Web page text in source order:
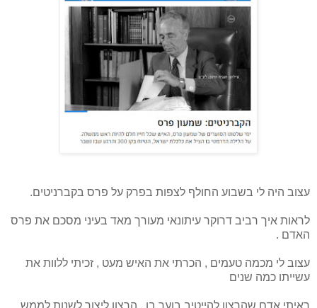
עצוב היה לי בשבוע החולף לצפות בפרק על פרס בקברניטים.
לראות איך רביב דרוקר עיתונאי מעורך מאד בעיני מסכם את פרס
האדם .
עצוב לי מכמה טעמים , הכרתי את האיש מעט , זכיתי ללוות את
עשייתו כמה שנים
ראיתי אדם שהרצון להייטיב בוער בו , הרצון ליצור לשנות לממש